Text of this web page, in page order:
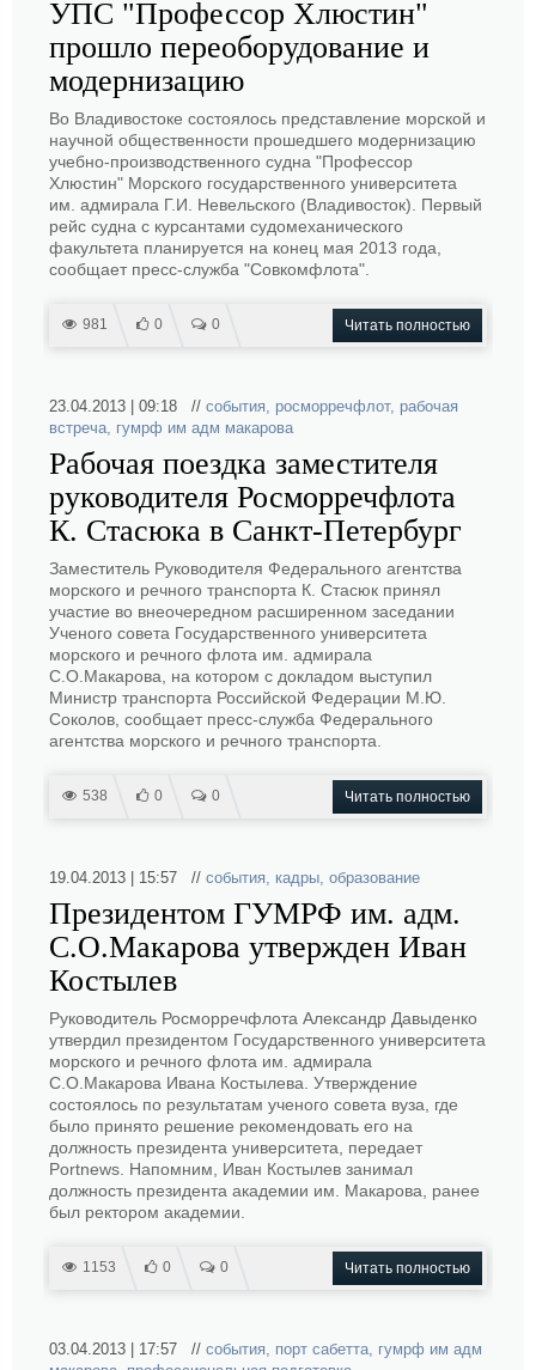
УПС "Профессор Хлюстин"
прошло переоборудование и
модернизацию
Во Владивостоке состоялось представление морской и
научной общественности прошедшего модернизацию
учебно-производственного судна "Профессор
Хлюстин" Морского государственного университета
им. адмирала Г.И. Невельского (Владивосток). Первый
рейс судна с курсантами судомеханического
факультета планируется на конец мая 2013 года,
сообщает пресс-служба "Совкомфлота".
981 0 0 Читать полностью
23.04.2013 | 09:18 // события, росморречфлот, рабочая
встреча, гумрф им адм макарова
Рабочая поездка заместителя
руководителя Росморречфлота
К. Стасюка в Санкт-Петербург
Заместитель Руководителя Федерального агентства
морского и речного транспорта К. Стасюк принял
участие во внеочередном расширенном заседании
Ученого совета Государственного университета
морского и речного флота им. адмирала
С.О.Макарова, на котором с докладом выступил
Министр транспорта Российской Федерации М.Ю.
Соколов, сообщает пресс-служба Федерального
агентства морского и речного транспорта.
538 0 0 Читать полностью
19.04.2013 | 15:57 // события, кадры, образование
Президентом ГУМРФ им. адм.
С.О.Макарова утвержден Иван
Костылев
Руководитель Росморречфлота Александр Давыденко
утвердил президентом Государственного университета
морского и речного флота им. адмирала
С.О.Макарова Ивана Костылева. Утверждение
состоялось по результатам ученого совета вуза, где
было принято решение рекомендовать его на
должность президента университета, передает
Portnews. Напомним, Иван Костылев занимал
должность президента академии им. Макарова, ранее
был ректором академии.
1153 0 0 Читать полностью
03.04.2013 | 17:57 // события, порт сабетта, гумрф им адм